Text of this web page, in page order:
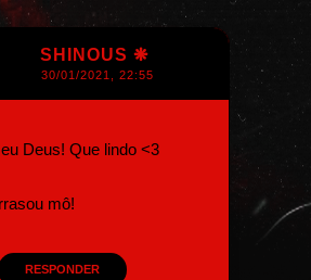
SHINOUS ❋
30/01/2021, 22:55
Deus! Que lindo <3
mô!
RESPONDER